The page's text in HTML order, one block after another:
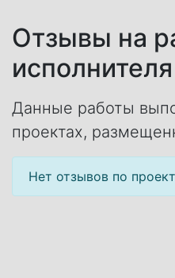
Отзывы на
Данные работы
проектах,
Нет отзывов по